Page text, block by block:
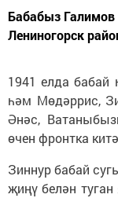
Бабабыз Галимов
Лениногорск
1941 елда
һәм Мөдәррис,
Әнәс,
өчен фронтка
Зиннур бабай
җиңү белән